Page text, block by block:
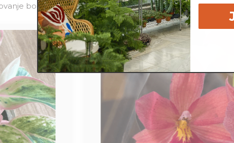
bonsajev, oblikovanje vej in listov